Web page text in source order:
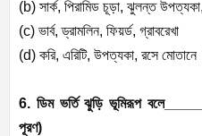
(b) সার্ক, পিরামিড চূড়া, ঝুলন্ত উপত্যকা,
(c) ভার্ব,ড্রামলিন, ফিয়র্ড, গ্রাবরেখা
(d) করি, এরিটি, উপত্যকা, রসে মোতানে
6. ডিম ভর্তি ঝুড়ি ভূমিরূপ
পূরণ)